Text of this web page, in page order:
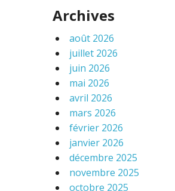
Archives
août 2026
juillet 2026
juin 2026
mai 2026
avril 2026
mars 2026
février 2026
janvier 2026
décembre 2025
novembre 2025
octobre 2025